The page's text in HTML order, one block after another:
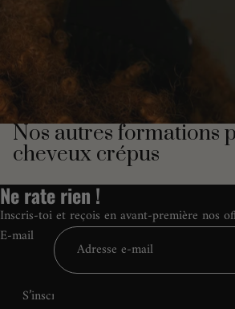
Nos autres formations
cheveux crépus
Ne rate rien !
Inscris-toi et reçois en avant-première nos
E-mail
S’inscrire